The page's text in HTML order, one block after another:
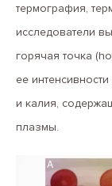
термография,
исследователи
горячая точка
ее
и калия,
плазмы.